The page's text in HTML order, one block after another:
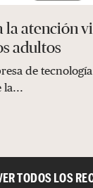
la atención
adultos
de
la...
TODOS LOS